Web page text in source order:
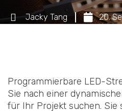
Jacky Tang 20.
Programmierbare LED-
Sie nach einer
für Ihr Projekt suchen. Sie